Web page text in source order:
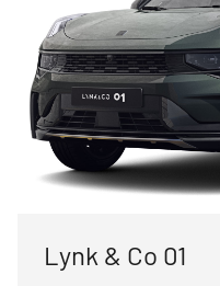
Lynk & Co 01